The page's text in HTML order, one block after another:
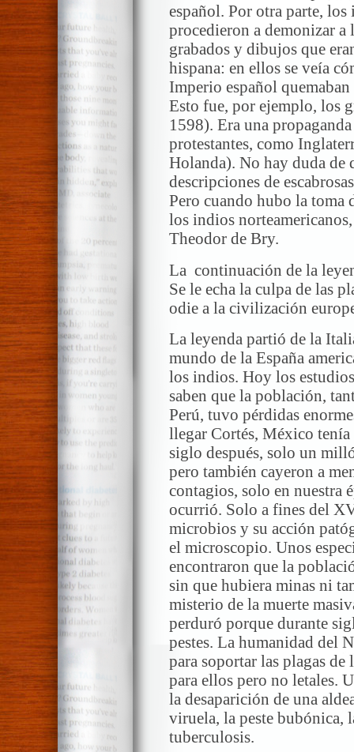
español. Por otra parte,
procedieron a demonizar a
grabados y dibujos que
hispana: en ellos se veía
Imperio español
Esto fue, por ejemplo, los
1598). Era una
protestantes, como
Holanda). No hay duda de
descripciones de
Pero cuando hubo la toma
los indios
Theodor de Bry.
La continuación de la
Se le echa la culpa de las
odie a la civilización
La leyenda partió de la
mundo de la España
los indios. Hoy los
saben que la población,
Perú, tuvo pérdidas
llegar Cortés, México
siglo después, solo un
pero también cayeron a
contagios, solo en nuestra
ocurrió. Solo a fines del
microbios y su acción
el microscopio. Unos
encontraron que la
sin que hubiera minas ni
misterio de la muerte
perduró porque durante
pestes. La humanidad del
para soportar las plagas de
para ellos pero no letales.
la desaparición de una
viruela, la peste bubónica,
tuberculosis.